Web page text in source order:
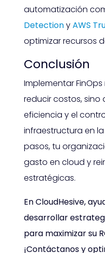
automatización
DetectionyAWS
optimizar recursos
Conclusión
Implementar
reducir costos, sino
eficiencia y el
infraestructura en
pasos, tu
gasto en cloud y
estratégicas.
En CloudHesive,
desarrollar
para maximizar su
¡Contáctanos y